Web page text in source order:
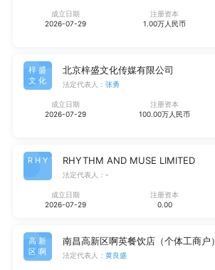
成立日期
2026-07-29
注册资本
1.00万人民币
梓盛
文化
北京梓盛文化传媒有限公司
法定代表人： 张勇
成立日期
2026-07-29
注册资本
100.00万人民币
RHYT RHYTHM AND MUSE LIMITED
法定代表人： -
成立日期
2026-07-29
注册资本
0.00
高新
区啊
南昌高新区啊英餐饮店（个体工商户）
法定代表人： 黄良盛